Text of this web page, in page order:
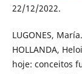
22/12/2022.
LUGONES,
HOLLANDA,
hoje: conceitos